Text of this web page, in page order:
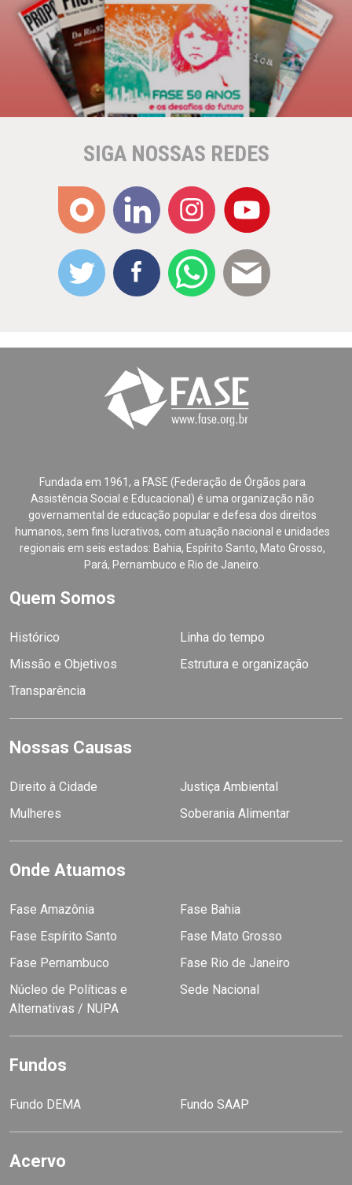
SIGA NOSSAS REDES
Fundada em 1961, a FASE (Federação de Órgãos para
Assistência Social e Educacional) é uma organização não
governamental de educação popular e defesa dos direitos
humanos, sem fins lucrativos, com atuação nacional e unidades
regionais em seis estados: Bahia, Espírito Santo, Mato Grosso,
Pará, Pernambuco e Rio de Janeiro.
Quem Somos
Histórico
Linha do tempo
Missão e Objetivos
Estrutura e organização
Transparência
Nossas Causas
Direito à Cidade
Justiça Ambiental
Mulheres
Soberania Alimentar
Onde Atuamos
Fase Amazônia
Fase Bahia
Fase Espírito Santo
Fase Mato Grosso
Fase Pernambuco
Fase Rio de Janeiro
Núcleo de Políticas e
Alternativas / NUPA
Sede Nacional
Fundos
Fundo DEMA Fundo SAAP
Acervo